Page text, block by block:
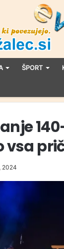
ŠPORT
vsa
2024